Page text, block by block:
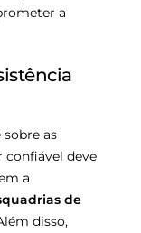
a
as
confiável deve
a
de
disso,